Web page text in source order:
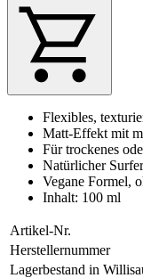
Flexibles,
Matt-Effekt mit
Für trockenes
Natürlicher
Vegane Formel,
Inhalt: 100 ml
Artikel-Nr.
Herstellernummer
Lagerbestand in